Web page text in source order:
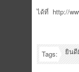
ได้ที่ http://
Tags: ยิน